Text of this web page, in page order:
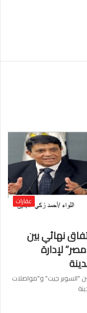
عقارات
نهائي بين
لإدارة
"السوبر جيت" و"مواصلات